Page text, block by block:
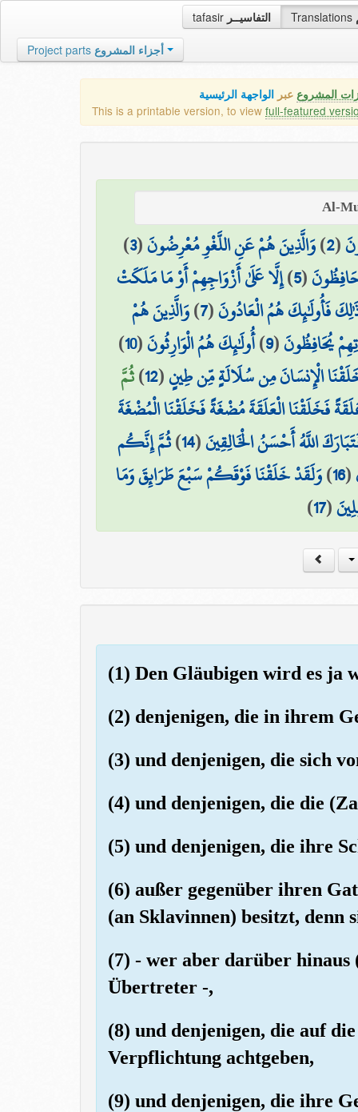
tafasir التفاسيــر Translations
Project parts أجزاء المشروع
المشروع عبر الواجهة الرئيسية
This is a printable version, to view full-featured
(
2
)وَالَّذِينَ هُمْ عَنِ اللَّغْوِ مُعْرِضُونَ(
3
)
(
5
)إِلَّا عَلَىٰ أَزْوَاجِهِمْ أَوْ مَا مَلَكَتْ
فَأُولَٰئِكَ هُمُ الْعَادُونَ(
7
)وَالَّذِينَ هُمْ
يُحَافِظُونَ(
9
)أُولَٰئِكَ هُمُ الْوَارِثُونَ(
10
)
الْإِنسَانَ مِن سُلَالَةٍ مِّن طِينٍ(
12
)ثُمَّ
فَخَلَقْنَا الْعَلَقَةَ مُضْغَةً فَخَلَقْنَا الْمُضْغَةَ
اللَّهُ أَحْسَنُ الْخَالِقِينَ(
14
)ثُمَّ إِنَّكُم
(
16
)وَلَقَدْ خَلَقْنَا فَوْقَكُمْ سَبْعَ طَرَائِقَ وَمَا
(
17
)
(1) Den Gläubigen wird es ja
(2) denjenigen, die in ihrem
(3) und denjenigen, die sich
(4) und denjenigen, die die
(5) und denjenigen, die ihre
(6) außer gegenüber ihren
(an Sklavinnen) besitzt, denn
(7) - wer aber darüber hinaus
Übertreter -,
(8) und denjenigen, die auf
Verpflichtung achtgeben,
(9) und denjenigen, die ihre